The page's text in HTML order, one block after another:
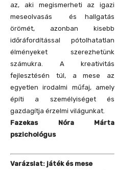
az, aki megismerheti az igazi
meseolvasás és hallgatás
örömét, azonban kisebb
időráfordítással pótolhatatlan
élményeket szerezhetünk
számukra. A kreativitás
fejlesztésén túl, a mese az
egyetlen irodalmi műfaj, amely
építi a személyiséget és
gazdagítja érzelmi világunkat.
Fazekas Nóra Márta
pszichológus
Varázslat: játék és mese